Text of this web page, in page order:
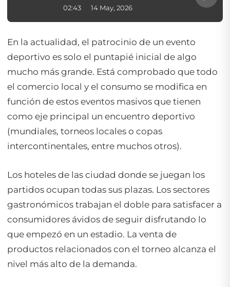
02:43 14 May, 2026
En la actualidad, el patrocinio de un evento
deportivo es solo el puntapié inicial de algo
mucho más grande. Está comprobado que todo
el comercio local y el consumo se modifica en
función de estos eventos masivos que tienen
como eje principal un encuentro deportivo
(mundiales, torneos locales o copas
intercontinentales, entre muchos otros).
Los hoteles de las ciudad donde se juegan los
partidos ocupan todas sus plazas. Los sectores
gastronómicos trabajan el doble para satisfacer a
consumidores ávidos de seguir disfrutando lo
que empezó en un estadio. La venta de
productos relacionados con el torneo alcanza el
nivel más alto de la demanda.